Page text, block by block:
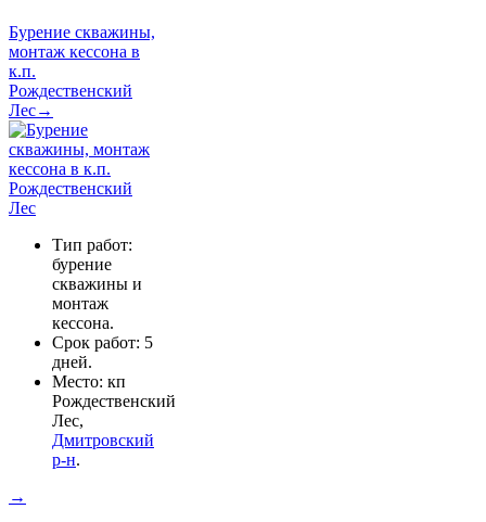
Бурение скважины,
монтаж кессона в
к.п.
Рождественский
Лес→
Тип работ:
бурение
скважины и
монтаж
кессона.
Срок работ: 5
дней.
Место: кп
Рождественский
Лес,
Дмитровский
р-н.
→